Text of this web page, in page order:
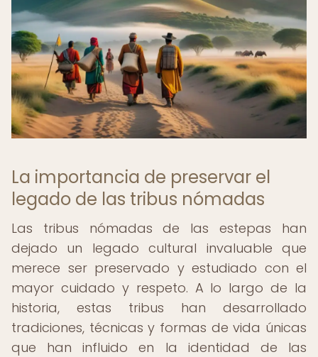
La importancia de preservar el
legado de las tribus nómadas
Las tribus nómadas de las estepas han
dejado un legado cultural invaluable que
merece ser preservado y estudiado con el
mayor cuidado y respeto. A lo largo de la
historia, estas tribus han desarrollado
tradiciones, técnicas y formas de vida únicas
que han influido en la identidad de las